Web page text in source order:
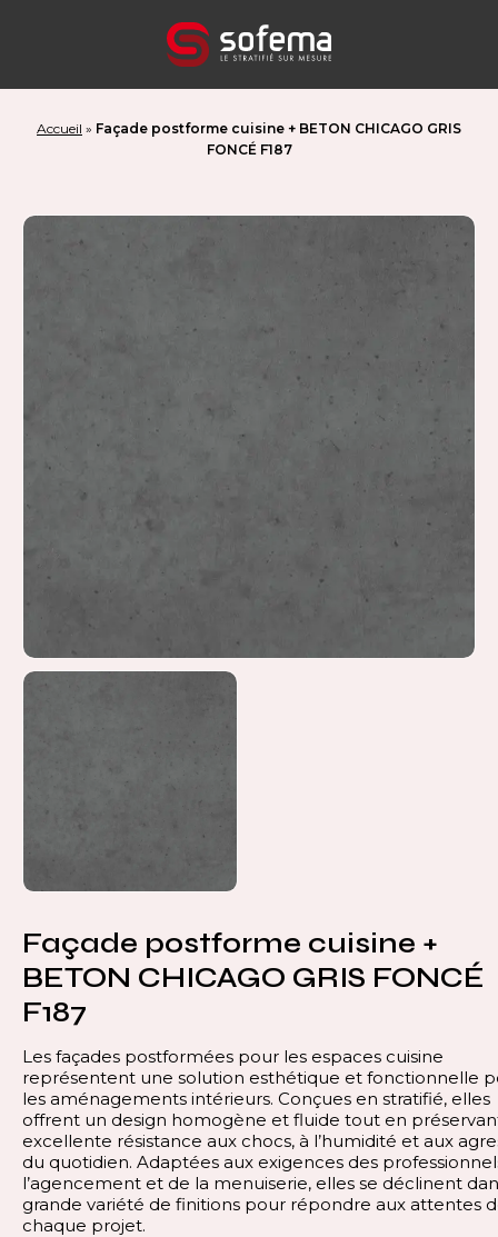
Accueil » Façade postforme cuisine + BETON CHICAGO GRIS
FONCÉ F187
Façade postforme cuisine +
BETON CHICAGO GRIS FONCÉ
F187
Les façades postformées pour les espaces cuisine
représentent une solution esthétique et fonctionnelle
les aménagements intérieurs. Conçues en stratifié, elles
offrent un design homogène et fluide tout en
excellente résistance aux chocs, à l’humidité et aux
du quotidien. Adaptées aux exigences des
l’agencement et de la menuiserie, elles se déclinent
grande variété de finitions pour répondre aux attentes
chaque projet.